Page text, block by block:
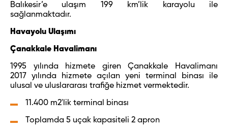
Balıkesir’e ulaşım 199 km’lik karayolu ile
sağlanmaktadır.
Havayolu Ulaşımı
Çanakkale Havalimanı
1995 yılında hizmete giren Çanakkale Havalimanı
2017 yılında hizmete açılan yeni terminal binası ile
ulusal ve uluslararası trafiğe hizmet vermektedir.
11.400 m2' lik terminal binası
Toplamda 5 uçak kapasiteli 2 apron